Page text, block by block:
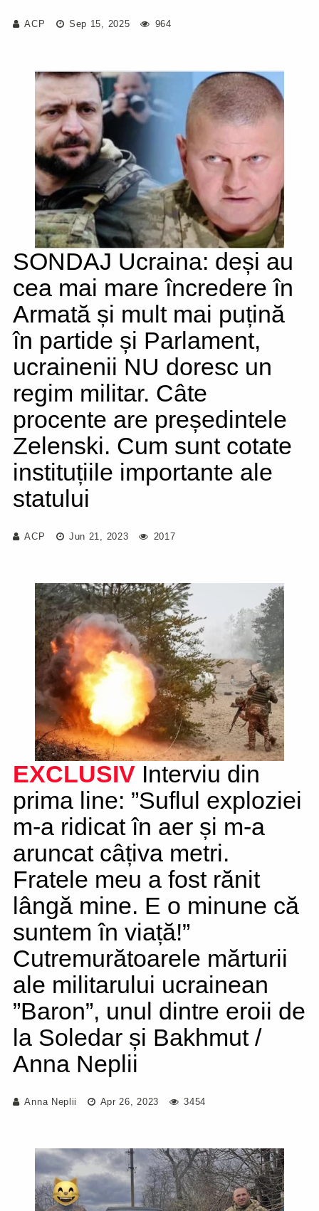
ACP Sep 15, 2025 964
SONDAJ Ucraina: deși au
cea mai mare încredere în
Armată și mult mai puțină
în partide și Parlament,
ucrainenii NU doresc un
regim militar. Câte
procente are președintele
Zelenski. Cum sunt cotate
instituțiile importante ale
statului
ACP Jun 21, 2023 2017
EXCLUSIV Interviu din
prima line: ”Suflul exploziei
m-a ridicat în aer și m-a
aruncat câțiva metri.
Fratele meu a fost rănit
lângă mine. E o minune că
suntem în viață!”
Cutremurătoarele mărturii
ale militarului ucrainean
”Baron”, unul dintre eroii de
la Soledar și Bakhmut /
Anna Neplii
Anna Neplii Apr 26, 2023 3454